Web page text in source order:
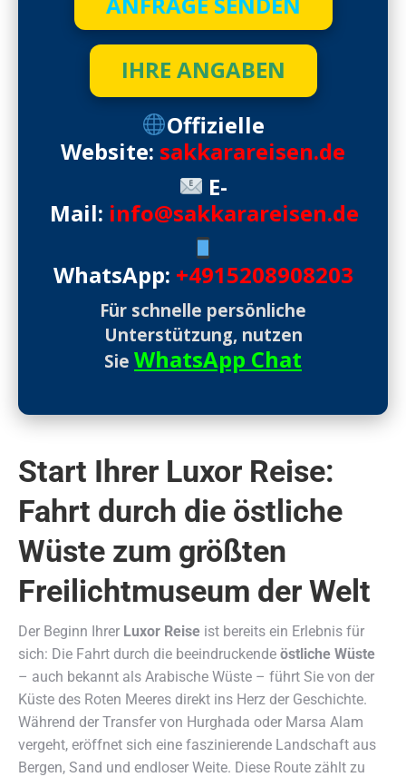
IHRE ANGABEN
Offizielle
Website: sakkarareisen.de
E-
Mail: info@sakkarareisen.de
WhatsApp: +4915208908203
Für schnelle persönliche
Unterstützung, nutzen
Sie WhatsApp Chat
Start Ihrer Luxor Reise:
Fahrt durch die östliche
Wüste zum größten
Freilichtmuseum der Welt
Der Beginn Ihrer Luxor Reise ist bereits ein Erlebnis für
sich: Die Fahrt durch die beeindruckende östliche Wüste
– auch bekannt als Arabische Wüste – führt Sie von der
Küste des Roten Meeres direkt ins Herz der Geschichte.
Während der Transfer von Hurghada oder Marsa Alam
vergeht, eröffnet sich eine faszinierende Landschaft aus
Bergen, Sand und endloser Weite. Diese Route zählt zu